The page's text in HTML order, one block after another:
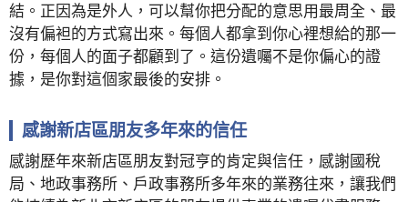
結。正因為是外人，可以幫你把分配的意思用最周全、最
沒有偏袒的方式寫出來。每個人都拿到你心裡想給的那一
份，每個人的面子都顧到了。這份遺囑不是你偏心的證
據，是你對這個家最後的安排。
感謝新店區朋友多年來的信任
感謝歷年來新店區朋友對冠亨的肯定與信任，感謝國稅
局、地政事務所、戶政事務所多年來的業務往來，讓我們